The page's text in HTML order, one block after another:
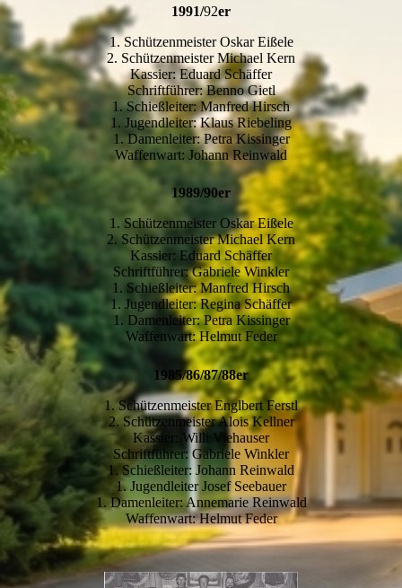
1991/92er
1. Schützenmeister Oskar Eißele
2. Schützenmeister Michael Kern
Kassier: Eduard Schäffer
Schriftführer: Benno Gietl
1. Schießleiter: Manfred Hirsch
1. Jugendleiter: Klaus Riebeling
1. Damenleiter: Petra Kissinger
Waffenwart: Johann Reinwald
1989/90er
1. Schützenmeister Oskar Eißele
2. Schützenmeister Michael Kern
Kassier: Eduard Schäffer
Schriftführer: Gabriele Winkler
1. Schießleiter: Manfred Hirsch
1. Jugendleiter: Regina Schäffer
1. Damenleiter: Petra Kissinger
Waffenwart: Helmut Feder
1985/86/87/88er
1. Schützenmeister Englbert Ferstl
2. Schützenmeister Alois Kellner
Kassier: Willi Viehauser
Schriftführer: Gabriele Winkler
1. Schießleiter: Johann Reinwald
1. Jugendleiter Josef Seebauer
1. Damenleiter: Annemarie Reinwald
Waffenwart: Helmut Feder